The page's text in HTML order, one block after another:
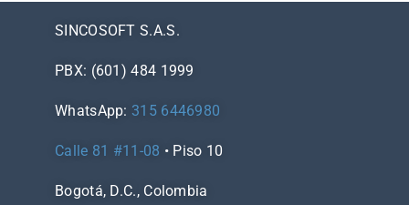
SINCOSOFT S.A.S.
PBX: (601) 484 1999
WhatsApp: 315 6446980
Calle 81 #11-08 • Piso 10
Bogotá, D.C., Colombia